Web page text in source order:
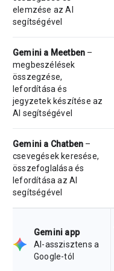
elemzése az AI
segítségével
Gemini a Meetben –
megbeszélések
összegzése,
lefordítása és
jegyzetek készítése az
AI segítségével
Gemini a Chatben –
csevegések keresése,
összefoglalása és
lefordítása az AI
segítségével
Gemini app
AI-asszisztens a
Google-tól